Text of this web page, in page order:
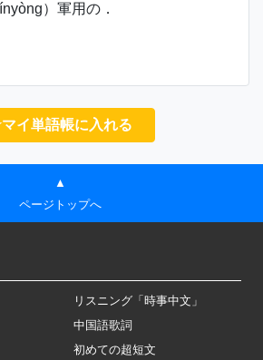
）軍用の．
イ単語帳に入れる
▲
ページトップへ
リスニング「時事中文」
中国語歌詞
初めての超短文